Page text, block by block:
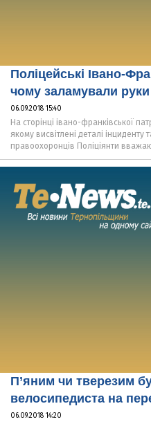
Поліцейські Івано-
чому заламували
06.09.2018 15:40
На сторінці івано-франківської
якому висвітлені деталі інциденту
правоохоронців Поліціянти
П’яним чи тверезим
велосипедиста на
06.09.2018 14:20